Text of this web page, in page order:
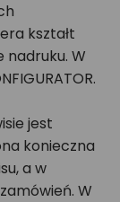
kształt
W
jest
konieczna
a w
W